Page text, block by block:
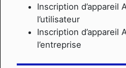
Inscription d’appareil
l’utilisateur
Inscription d’appareil
l’entreprise